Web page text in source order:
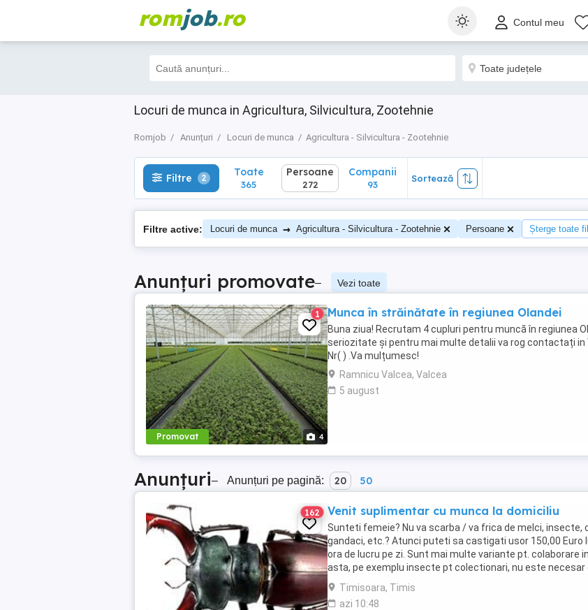
romjob.ro Contul meu
Locuri de munca in Agricultura, Silvicultura, Zootehnie
Romjob Anunțuri Locuri de munca Agricultura - Silvicultura - Zootehnie
Filtre 2 Toate
365
Filtre 2 Toate
365
Persoane
272
Companii
93
Sortează
Filtre active: Locuri de munca → Agricultura - Silvicultura - Zootehnie Persoane Șterge toate
Anunțuri promovate– Vezi toate
Promovat 4
1 Munca în străinătate în regiunea Olandei
Buna ziua! Recrutam 4 cupluri pentru muncă în regiunea
seriozitate și pentru mai multe detalii va rog contactați in
Nr( ) .Va mulțumesc!
Ramnicu Valcea, Valcea
5 august
Anunțuri– Anunțuri pe pagină: 20 50
162 Venit suplimentar cu munca la domiciliu
Sunteti femeie? Nu va scarba / va frica de melci, insecte,
gandaci, etc.? Atunci puteti sa castigati usor 150,00 Euro
ora de lucru pe zi. Sunt mai multe variante pt. colaborare
asta, pe exemplu insecte pt colectionari, nu este necesar
sau experienta ...
Timisoara, Timis
azi 10:48